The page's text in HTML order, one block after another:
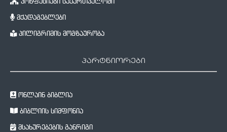
კონფესიები საქართველოში
მქადაგებლები
პილიგრიმის მოგზაურობა
პარტნიორები
ონლაინ ბიბლია
ბიბლიის სიმფონია
მსახურებების განრიგი